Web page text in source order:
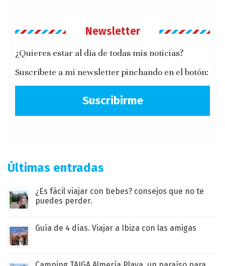
Newsletter
¿Quieres estar al día de todas mis noticias?
Suscríbete a mi newsletter pinchando en el botón:
Suscribirme
Últimas entradas
¿Es fácil viajar con bebes? consejos que no te
puedes perder.
Guía de 4 días. Viajar a Ibiza con las amigas